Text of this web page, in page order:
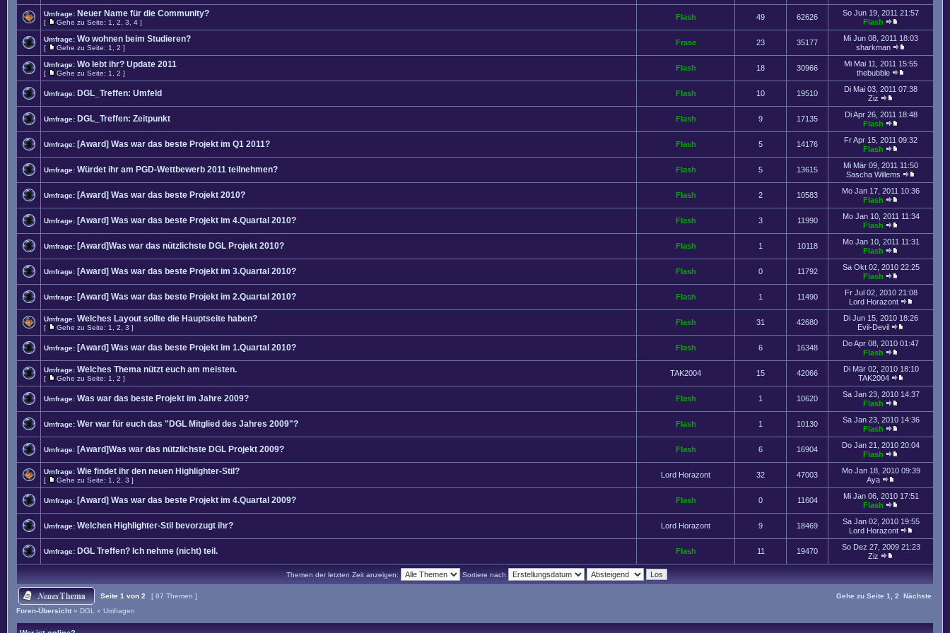
Umfrage: Neuer Name für die Community?
[ Gehe zu Seite: 1 2 3 4 ]
Flash 49 62626
So Jun 19, 2011 21:57
Flash
Umfrage: Wo wohnen beim Studieren?
[ Gehe zu Seite: 1 2 ]
Frase 23 35177
Mi Jun 08, 2011 18:03
sharkman
Umfrage: Wo lebt ihr? Update 2011
[ Gehe zu Seite: 1 2 ]
Flash 18 30966
Mi Mai 11, 2011 15:55
thebubble
Umfrage: DGL_Treffen: Umfeld Flash 10 19510
Di Mai 03, 2011 07:38
Ziz
Umfrage: DGL_Treffen: Zeitpunkt Flash 9 17135
Di Apr 26, 2011 18:48
Flash
Umfrage: [Award] Was war das beste Projekt im Q1 2011? Flash 5 14176
Fr Apr 15, 2011 09:32
Flash
Umfrage: Würdet ihr am PGD-Wettbewerb 2011 teilnehmen? Flash 5 13615
Mi Mär 09, 2011 11:50
Sascha Willems
Umfrage: [Award] Was war das beste Projekt 2010? Flash 2 10583
Mo Jan 17, 2011 10:36
Flash
Umfrage: [Award] Was war das beste Projekt im 4.Quartal 2010? Flash 3 11990
Mo Jan 10, 2011 11:34
Flash
Umfrage: [Award]Was war das nützlichste DGL Projekt 2010? Flash 1 10118
Mo Jan 10, 2011 11:31
Flash
Umfrage: [Award] Was war das beste Projekt im 3.Quartal 2010? Flash 0 11792
Sa Okt 02, 2010 22:25
Flash
Umfrage: [Award] Was war das beste Projekt im 2.Quartal 2010? Flash 1 11490
Fr Jul 02, 2010 21:08
Lord Horazont
Umfrage: Welches Layout sollte die Hauptseite haben?
[ Gehe zu Seite: 1 2 3 ]
Flash 31 42680
Di Jun 15, 2010 18:26
Evil-Devil
Umfrage: [Award] Was war das beste Projekt im 1.Quartal 2010? Flash 6 16348
Do Apr 08, 2010 01:47
Flash
Umfrage: Welches Thema nützt euch am meisten.
[ Gehe zu Seite: 1 2 ]
TAK2004 15 42066
Di Mär 02, 2010 18:10
TAK2004
Umfrage: Was war das beste Projekt im Jahre 2009? Flash 1 10620
Sa Jan 23, 2010 14:37
Flash
Umfrage: Wer war für euch das "DGL Mitglied des Jahres 2009"? Flash 1 10130
Sa Jan 23, 2010 14:36
Flash
Umfrage: [Award]Was war das nützlichste DGL Projekt 2009? Flash 6 16904
Do Jan 21, 2010 20:04
Flash
Umfrage: Wie findet ihr den neuen Highlighter-Stil?
[ Gehe zu Seite: 1 2 3 ]
Lord Horazont 32 47003
Mo Jan 18, 2010 09:39
Aya
Umfrage: [Award] Was war das beste Projekt im 4.Quartal 2009? Flash 0 11604
Mi Jan 06, 2010 17:51
Flash
Umfrage: Welchen Highlighter-Stil bevorzugt ihr? Lord Horazont 9 18469
Sa Jan 02, 2010 19:55
Lord Horazont
Umfrage: DGL Treffen? Ich nehme (nicht) teil. Flash 11 19470
So Dez 27, 2009 21:23
Ziz
Themen der letzten Zeit anzeigen: Sortiere nach
Seite 1 von 2 [ 87 Themen ] Gehe zu Seite 1 2
Nächste
Foren-Übersicht » DGL » Umfragen